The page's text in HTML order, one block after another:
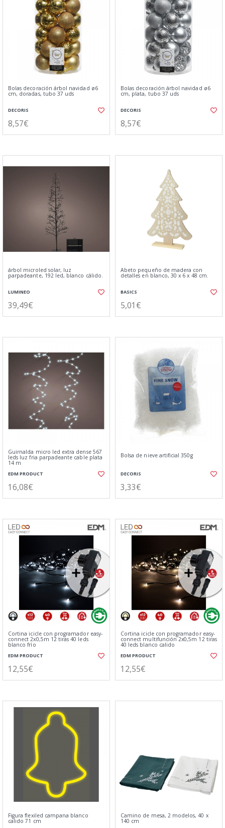
Bolas decoración árbol navidad ø6
cm, doradas, tubo 37 uds
DECORIS
8,57€
Bolas decoración árbol navidad ø6
cm, plata, tubo 37 uds
DECORIS
8,57€
árbol microled solar, luz
parpadeante, 192 led, blanco cálido.
LUMINEO
39,49€
Abeto pequeño de madera con
detalles en blanco, 30 x 6 x 48 cm.
BASICS
5,01€
Guirnalda micro led extra dense 567
leds luz fria parpadeante cable plata
14 m
EDM PRODUCT
16,08€
Bolsa de nieve artificial 350g
DECORIS
3,33€
Cortina icicle con programador easy-
connect 2x0,5m 12 tiras 40 leds
blanco frío
EDM PRODUCT
12,55€
Cortina icicle con programador easy-
connect multifunción 2x0,5m 12 tiras
40 leds blanco calido
EDM PRODUCT
12,55€
Figura flexiled campana blanco
calido 71 cm
Camino de mesa, 2 modelos, 40 x
140 cm